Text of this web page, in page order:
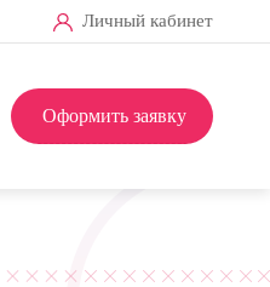
Личный кабинет
Оформить заявку